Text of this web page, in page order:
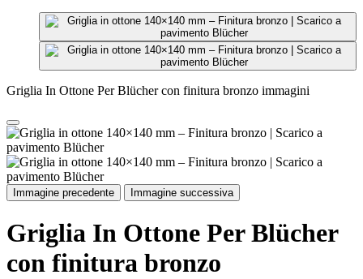
Griglia In Ottone Per Blücher con finitura bronzo immagini
Immagine precedente Immagine successiva
Griglia In Ottone Per Blücher
con finitura bronzo